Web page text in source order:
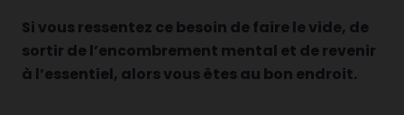
Si vous ressentez ce besoin de faire le vide, de
sortir de l’encombrement mental et de revenir
à l’essentiel, alors vous êtes au bon endroit.